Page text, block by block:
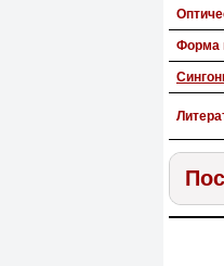
Форма